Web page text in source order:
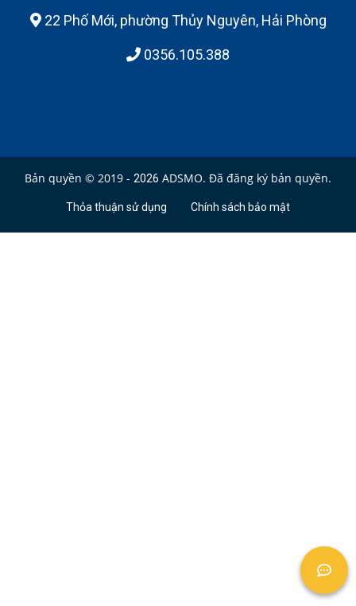
22 Phố Mới, phường Thủy Nguyên, Hải Phòng
0356.105.388
Bản quyền © 2019 - 2026 ADSMO. Đã đăng ký bản quyền.
Thỏa thuận sử dụng Chính sách bảo mật